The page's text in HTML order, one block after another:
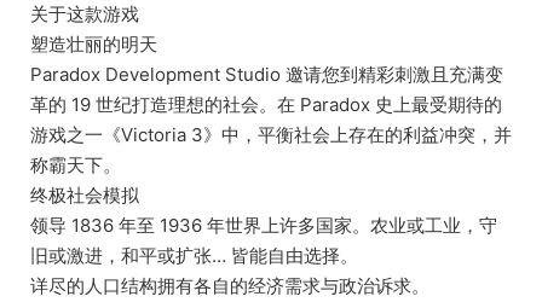
关于这款游戏
塑造壮丽的明天
Paradox Development Studio 邀请您到精彩刺激且充满变
革的 19 世纪打造理想的社会。在 Paradox 史上最受期待的
游戏之一《Victoria 3》中，平衡社会上存在的利益冲突，并
称霸天下。
终极社会模拟
领导 1836 年至 1936 年世界上许多国家。农业或工业，守
旧或激进，和平或扩张… 皆能自由选择。
详尽的人口结构拥有各自的经济需求与政治诉求。